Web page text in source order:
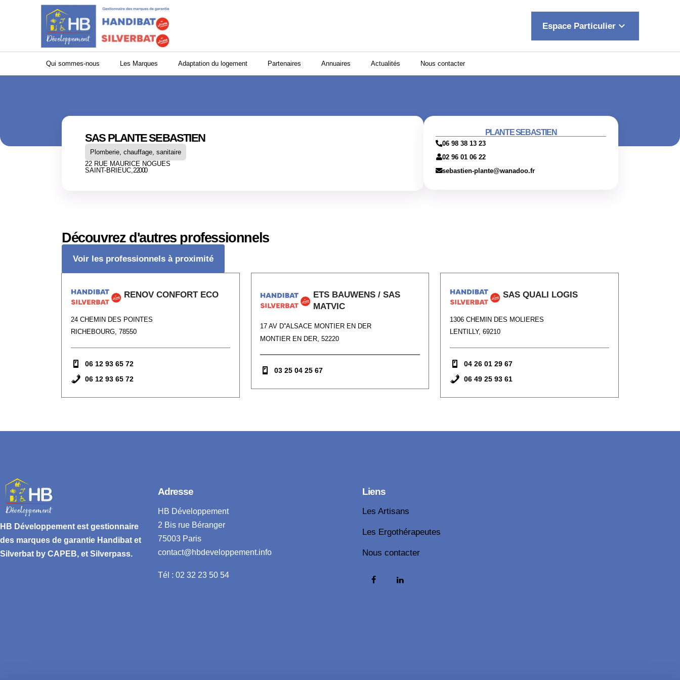
Panneau de gestion des cookies
Espace Particulier keyboard_arrow_down
Qui sommes-nous Les Marques Adaptation du logement Partenaires Annuaires Actualités Nous contacter
SAS PLANTE SEBASTIEN
Plomberie, chauffage, sanitaire
22 RUE MAURICE NOGUES
SAINT-BRIEUC,22000
PLANTE SEBASTIEN
06 98 38 13 23
02 96 01 06 22
sebastien-plante@wanadoo.fr
Découvrez d'autres professionnels
Voir les professionnels à proximité
RENOV CONFORT ECO
24 CHEMIN DES POINTES
RICHEBOURG, 78550
06 12 93 65 72
06 12 93 65 72
ETS BAUWENS / SAS
MATVIC
17 AV D''ALSACE MONTIER EN DER
MONTIER EN DER, 52220
03 25 04 25 67
SAS QUALI LOGIS
1306 CHEMIN DES MOLIERES
LENTILLY, 69210
04 26 01 29 67
06 49 25 93 61
HB Développement est gestionnaire
des marques de garantie Handibat et
Silverbat by CAPEB, et Silverpass.
Adresse
HB Développement
2 Bis rue Béranger
75003 Paris
contact@hbdeveloppement.info
Tél : 02 32 23 50 54
Liens
Les Artisans
Les Ergothérapeutes
Nous contacter